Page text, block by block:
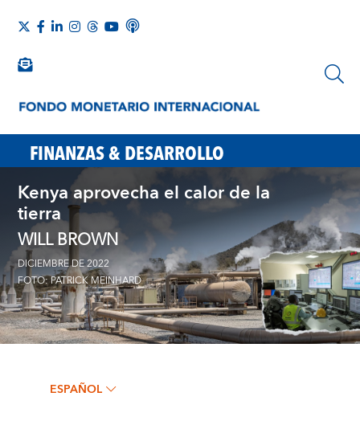
FINANZAS & DESARROLLO
Kenya aprovecha el calor de la
tierra
WILL BROWN
DICIEMBRE DE 2022
FOTO: PATRICK MEINHARD
ESPAÑOL